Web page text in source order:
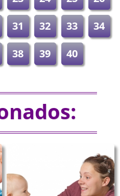
31 32 33
34
38 39 40